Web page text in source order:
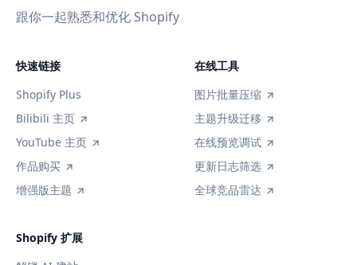
跟你一起熟悉和优化 Shopify
快速链接
Shopify Plus
Bilibili 主页
YouTube 主页
作品购买
增强版主题
在线工具
图片批量压缩
主题升级迁移
在线预览调试
更新日志筛选
全球竞品雷达
Shopify 扩展